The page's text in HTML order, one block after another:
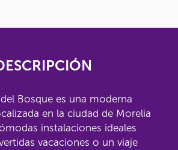
Bosque es una moderna
en la ciudad de Morelia
instalaciones ideales
vacaciones o un viaje